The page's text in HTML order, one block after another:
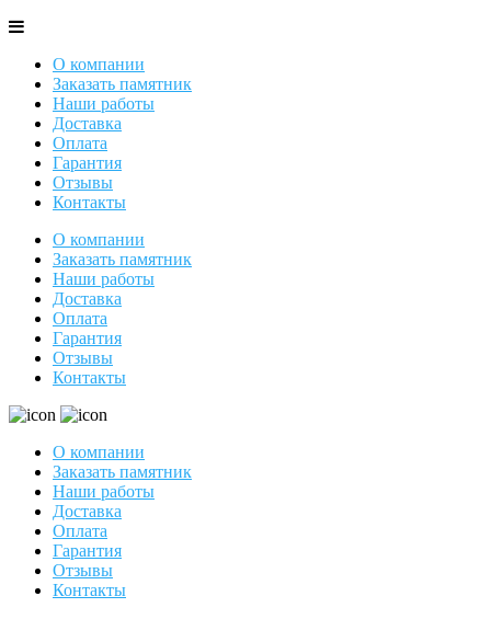
О компании
Заказать памятник
Наши работы
Доставка
Оплата
Гарантия
Отзывы
Контакты
О компании
Заказать памятник
Наши работы
Доставка
Оплата
Гарантия
Отзывы
Контакты
О компании
Заказать памятник
Наши работы
Доставка
Оплата
Гарантия
Отзывы
Контакты